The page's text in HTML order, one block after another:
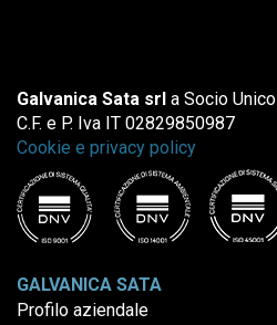
Galvanica Sata srl a Socio Unico
C.F. e P. Iva IT 02829850987
Cookie e privacy policy
GALVANICA SATA
Profilo aziendale